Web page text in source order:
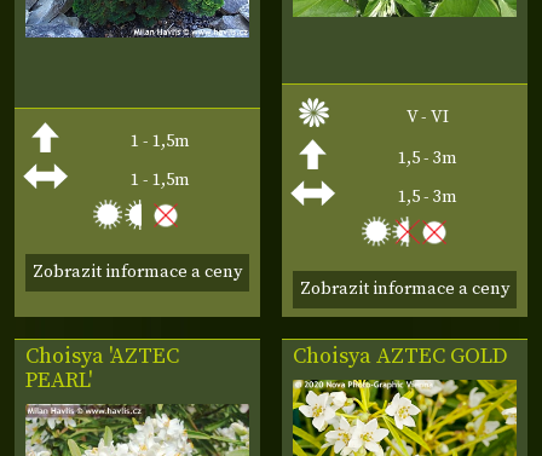
1 - 1,5m
1 - 1,5m
Zobrazit informace a ceny
V - VI
1,5 - 3m
1,5 - 3m
Zobrazit informace a ceny
Choisya 'AZTEC
PEARL'
ChoisyaAZTEC GOLD